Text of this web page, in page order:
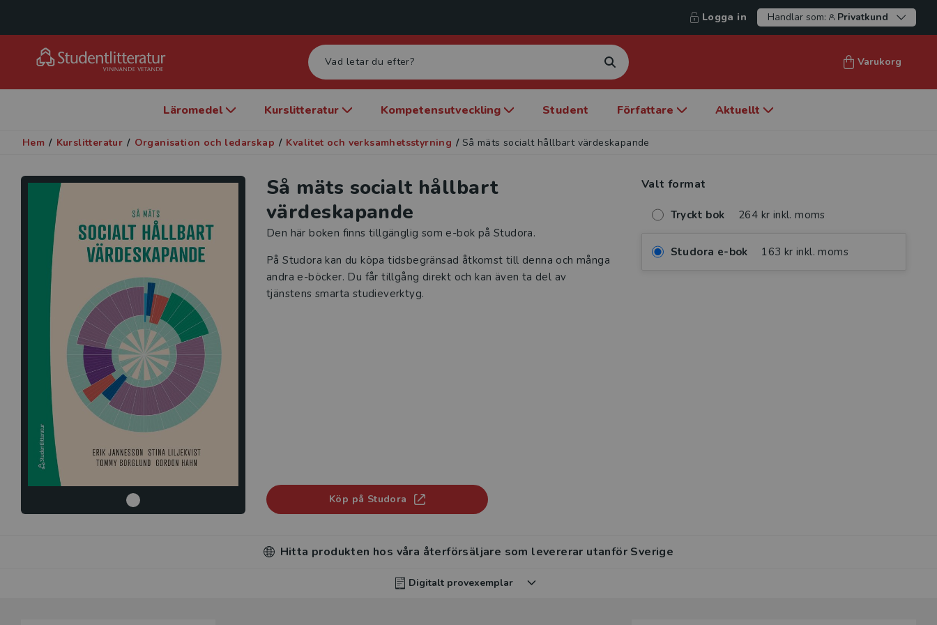
Logga in Handlar som: Privatkund
Varukorg
Läromedel Kurslitteratur Kompetensutveckling Student Författare Aktuellt
Hem / Kurslitteratur / Organisation och ledarskap / Kvalitet och verksamhetsstyrning / Så mäts socialt hållbart värdeskapande
Så mäts socialt hållbart
värdeskapande
Den här boken finns tillgänglig som e-bok på Studora.
På Studora kan du köpa tidsbegränsad åtkomst till denna och många
andra e-böcker. Du får tillgång direkt och kan även ta del av
tjänstens smarta studieverktyg.
Köp på Studora
Valt format
Tryckt bok 264 kr inkl. moms
Studora e-bok 163 kr inkl. moms
Hitta produkten hos våra återförsäljare som levererar utanför Sverige
Digitalt provexemplar